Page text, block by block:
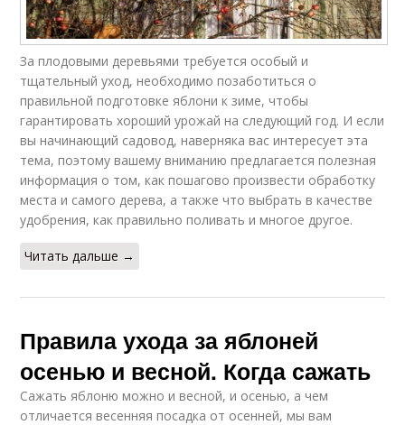
За плодовыми деревьями требуется особый и
тщательный уход, необходимо позаботиться о
правильной подготовке яблони к зиме, чтобы
гарантировать хороший урожай на следующий год. И если
вы начинающий садовод, наверняка вас интересует эта
тема, поэтому вашему вниманию предлагается полезная
информация о том, как пошагово произвести обработку
места и самого дерева, а также что выбрать в качестве
удобрения, как правильно поливать и многое другое.
Читать дальше →
Правила ухода за яблоней
осенью и весной. Когда сажать
Сажать яблоню можно и весной, и осенью, а чем
отличается весенняя посадка от осенней, мы вам